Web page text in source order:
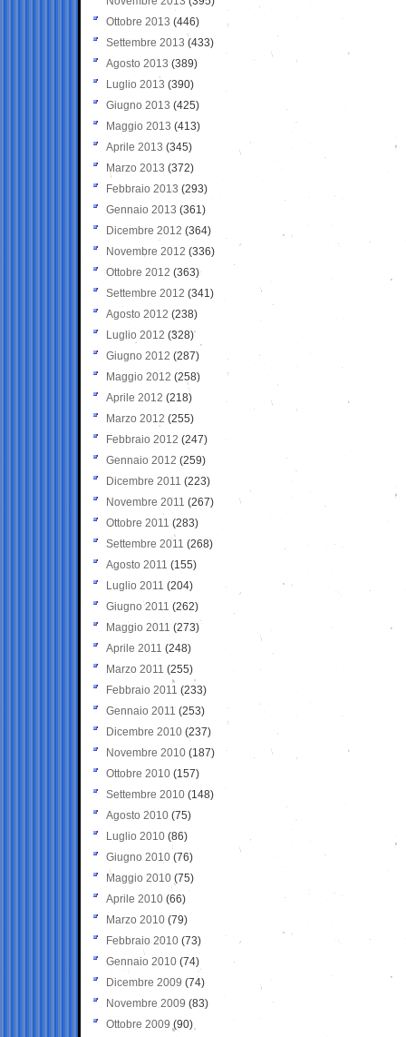
Ottobre 2013 (446)
Settembre 2013 (433)
Agosto 2013 (389)
Luglio 2013 (390)
Giugno 2013 (425)
Maggio 2013 (413)
Aprile 2013 (345)
Marzo 2013 (372)
Febbraio 2013 (293)
Gennaio 2013 (361)
Dicembre 2012 (364)
Novembre 2012 (336)
Ottobre 2012 (363)
Settembre 2012 (341)
Agosto 2012 (238)
Luglio 2012 (328)
Giugno 2012 (287)
Maggio 2012 (258)
Aprile 2012 (218)
Marzo 2012 (255)
Febbraio 2012 (247)
Gennaio 2012 (259)
Dicembre 2011 (223)
Novembre 2011 (267)
Ottobre 2011 (283)
Settembre 2011 (268)
Agosto 2011 (155)
Luglio 2011 (204)
Giugno 2011 (262)
Maggio 2011 (273)
Aprile 2011 (248)
Marzo 2011 (255)
Febbraio 2011 (233)
Gennaio 2011 (253)
Dicembre 2010 (237)
Novembre 2010 (187)
Ottobre 2010 (157)
Settembre 2010 (148)
Agosto 2010 (75)
Luglio 2010 (86)
Giugno 2010 (76)
Maggio 2010 (75)
Aprile 2010 (66)
Marzo 2010 (79)
Febbraio 2010 (73)
Gennaio 2010 (74)
Dicembre 2009 (74)
Novembre 2009 (83)
Ottobre 2009 (90)